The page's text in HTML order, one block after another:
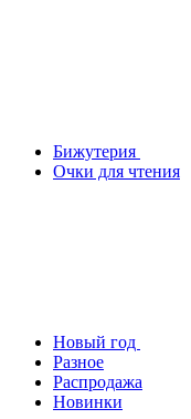
Бижутерия
Очки для чтения
Новый год
Разное
Распродажа
Новинки